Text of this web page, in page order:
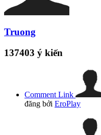
Truong
137403 ý kiến
Comment Link
đăng bởi EroPlay